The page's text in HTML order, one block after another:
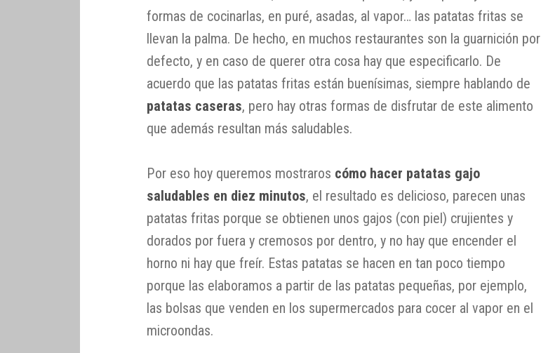
formas de cocinarlas, en puré, asadas, al vapor… las patatas fritas se
llevan la palma. De hecho, en muchos restaurantes son la guarnición por
defecto, y en caso de querer otra cosa hay que especificarlo. De
acuerdo que las patatas fritas están buenísimas, siempre hablando de
patatas caseras, pero hay otras formas de disfrutar de este alimento
que además resultan más saludables.
Por eso hoy queremos mostraros cómo hacer patatas gajo
saludables en diez minutos, el resultado es delicioso, parecen unas
patatas fritas porque se obtienen unos gajos (con piel) crujientes y
dorados por fuera y cremosos por dentro, y no hay que encender el
horno ni hay que freír. Estas patatas se hacen en tan poco tiempo
porque las elaboramos a partir de las patatas pequeñas, por ejemplo,
las bolsas que venden en los supermercados para cocer al vapor en el
microondas.